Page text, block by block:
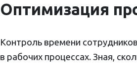
Оптимизация
Контроль времени
в рабочих процессах. Зная,